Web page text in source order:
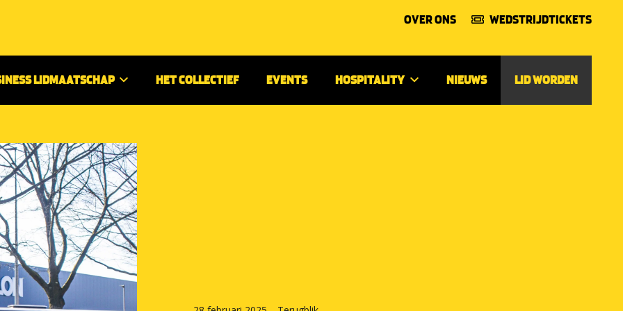
OVER ONS WEDSTRIJDTICKETS
LIDMAATSCHAP HET COLLECTIEF EVENTS HOSPITALITY NIEUWS LID WORDEN